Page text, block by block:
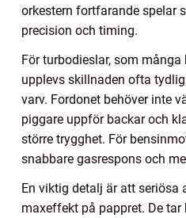
orkestern fortfarande spelar
precision och timing.
För turbodieslar, som
upplevs skillnaden ofta
varv. Fordonet behöver inte
piggare uppför backar och
större trygghet. För
snabbare gasrespons och
En viktig detalj är att seriösa
maxeffekt på pappret. De tar